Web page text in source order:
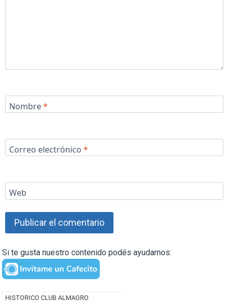
Nombre*
Correo electrónico *
Web
Si te gusta nuestro contenido podés ayudarnos: